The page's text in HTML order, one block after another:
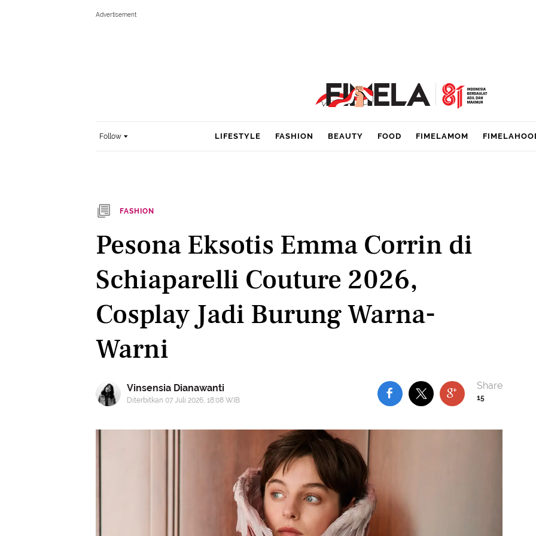
Follow LIFESTYLE FASHION BEAUTY FOOD FIMELAMOM
FASHION
Pesona Eksotis Emma Corrin di
Schiaparelli Couture 2026,
Cosplay Jadi Burung Warna-
Warni
Vinsensia Dianawanti
Diterbitkan 07 Juli 2026, 18:08 WIB 15